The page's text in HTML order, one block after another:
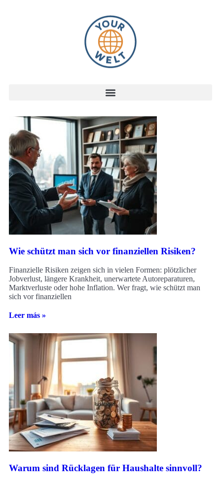
Wie schützt man sich vor finanziellen Risiken?
Finanzielle Risiken zeigen sich in vielen Formen: plötzlicher
Jobverlust, längere Krankheit, unerwartete Autoreparaturen,
Marktverluste oder hohe Inflation. Wer fragt, wie schützt man
sich vor finanziellen
Leer más »
Warum sind Rücklagen für Haushalte sinnvoll?